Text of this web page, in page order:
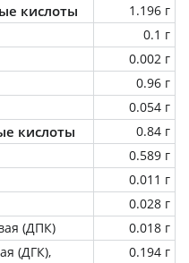
кислоты
1.196 г
0.1 г
0.002 г
0.96 г
0.054 г
кислоты
0.84 г
0.589 г
0.011 г
0.028 г
(ДПК)
0.018 г
(ДГК),
0.194 г